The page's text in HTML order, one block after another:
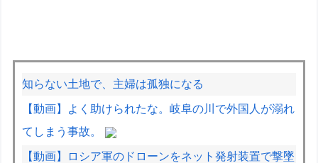
知らない土地で、主婦は孤独になる
【動画】よく助けられたな。岐阜の川で外国人が溺れ
てしまう事故。
【動画】ロシア軍のドローンをネット発射装置で撃墜